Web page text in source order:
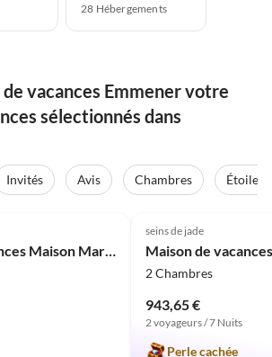
28 Hébergements
vacances Emmener votre
sélectionnés dans
Invités Avis Chambres
Étoiles
seins de jade
2 Chambres
943,65 €
2 voyageurs / 7 Nuits
Perle cachée